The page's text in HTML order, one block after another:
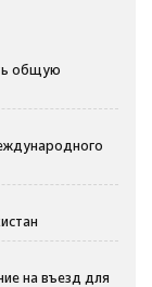
общую
на въезд для